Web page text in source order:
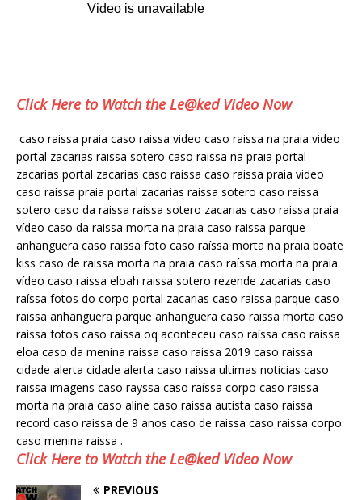
Click Here to Watch the Le@ked Video Now
caso raissa praia caso raissa video caso raissa na praia video
portal zacarias raissa sotero caso raissa na praia portal
zacarias portal zacarias caso raissa caso raissa praia video
caso raissa praia portal zacarias raissa sotero caso raissa
sotero caso da raissa raissa sotero zacarias caso raissa praia
vídeo caso da raissa morta na praia caso raissa parque
anhanguera caso raissa foto caso raíssa morta na praia boate
kiss caso de raissa morta na praia caso raíssa morta na praia
vídeo caso raissa eloah raissa sotero rezende zacarias caso
raíssa fotos do corpo portal zacarias caso raissa parque caso
raissa anhanguera parque anhanguera caso raissa morta caso
raissa fotos caso raissa oq aconteceu caso raíssa caso raissa
eloa caso da menina raissa caso raissa 2019 caso raissa
cidade alerta cidade alerta caso raissa ultimas noticias caso
raissa imagens caso rayssa caso raíssa corpo caso raissa
morta na praia caso aline caso raissa autista caso raissa
record caso raissa de 9 anos caso de raissa caso raissa corpo
caso menina raissa .
Click Here to Watch the Le@ked Video Now
PREVIOUS